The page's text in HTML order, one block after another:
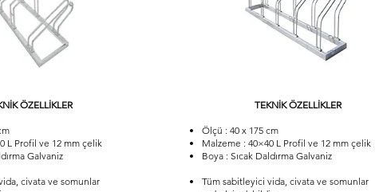
ÖZELLİKLER
L Profil ve 12 mm çelik
Galvaniz
civata ve somunlar
TEKNİK ÖZELLİKLER
Ölçü : 40 x 175 cm
Malzeme : 40×40 L Profil ve 12 mm çelik
Boya : Sıcak Daldırma Galvaniz
Tüm sabitleyici vida, civata ve somunlar